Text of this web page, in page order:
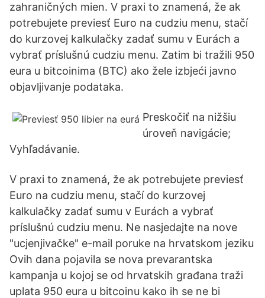
zahraničných mien. V praxi to znamená, že ak
potrebujete previesť Euro na cudziu menu, stačí
do kurzovej kalkulačky zadať sumu v Eurách a
vybrať príslušnú cudziu menu. Zatim bi tražili 950
eura u bitcoinima (BTC) ako žele izbjeći javno
objavljivanje podataka.
Preskočiť na nižšiu
úroveň navigácie;
Vyhľadávanie.
V praxi to znamená, že ak potrebujete previesť
Euro na cudziu menu, stačí do kurzovej
kalkulačky zadať sumu v Eurách a vybrať
príslušnú cudziu menu. Ne nasjedajte na nove
"ucjenjivačke" e-mail poruke na hrvatskom jeziku
Ovih dana pojavila se nova prevarantska
kampanja u kojoj se od hrvatskih građana traži
uplata 950 eura u bitcoinu kako ih se ne bi